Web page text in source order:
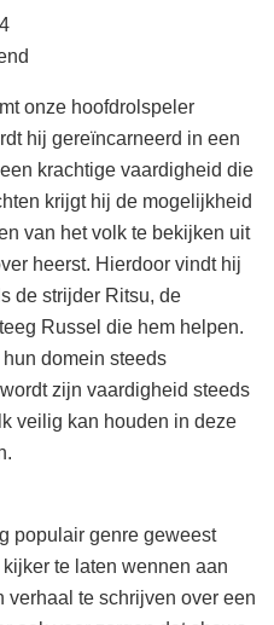
onze hoofdrolspeler
hij gereïncarneerd in een
krachtige vaardigheid die
krijgt hij de mogelijkheid
van het volk te bekijken uit
heerst. Hierdoor vindt hij
de strijder Ritsu, de
Russel die hem helpen.
domein steeds
zijn vaardigheid steeds
veilig kan houden in deze
populair genre geweest
te laten wennen aan
te schrijven over een